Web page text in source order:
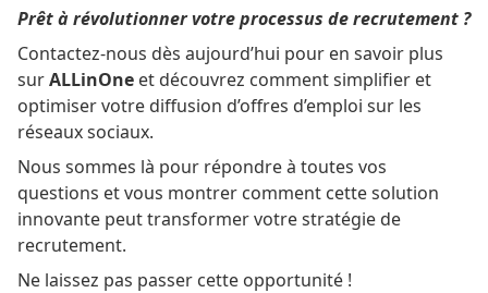
Prêt à révolutionner votre processus de recrutement ?
Contactez-nous dès aujourd’hui pour en savoir plus
surALLinOne et découvrez comment simplifier et
optimiser votre diffusion d’offres d’emploi sur les
réseaux sociaux.
Nous sommes là pour répondre à toutes vos
questions et vous montrer comment cette solution
innovante peut transformer votre stratégie de
recrutement.
Ne laissez pas passer cette opportunité !